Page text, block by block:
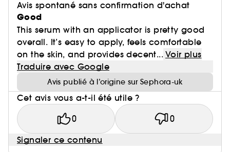
Avis spontané sans confirmation d'achat
Good
This serum with an applicator is pretty good
overall. It’s easy to apply, feels comfortable
on the skin, and provides decent... Voir plus
Traduire avec Google
Avis publié à l’origine sur Sephora-uk
Cet avis vous a-t-il été utile ?
0 0
Signaler ce contenu